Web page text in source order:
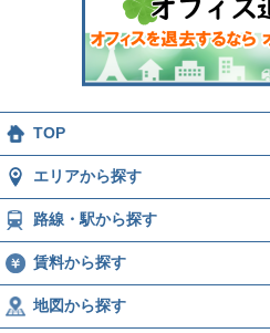
TOP
エリアから探す
路線・駅から探す
賃料から探す
地図から探す